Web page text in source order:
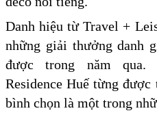
Danh hiệu từ Travel +
những giải thưởng danh
được trong năm qua.
Residence Huế từng
bình chọn là một trong